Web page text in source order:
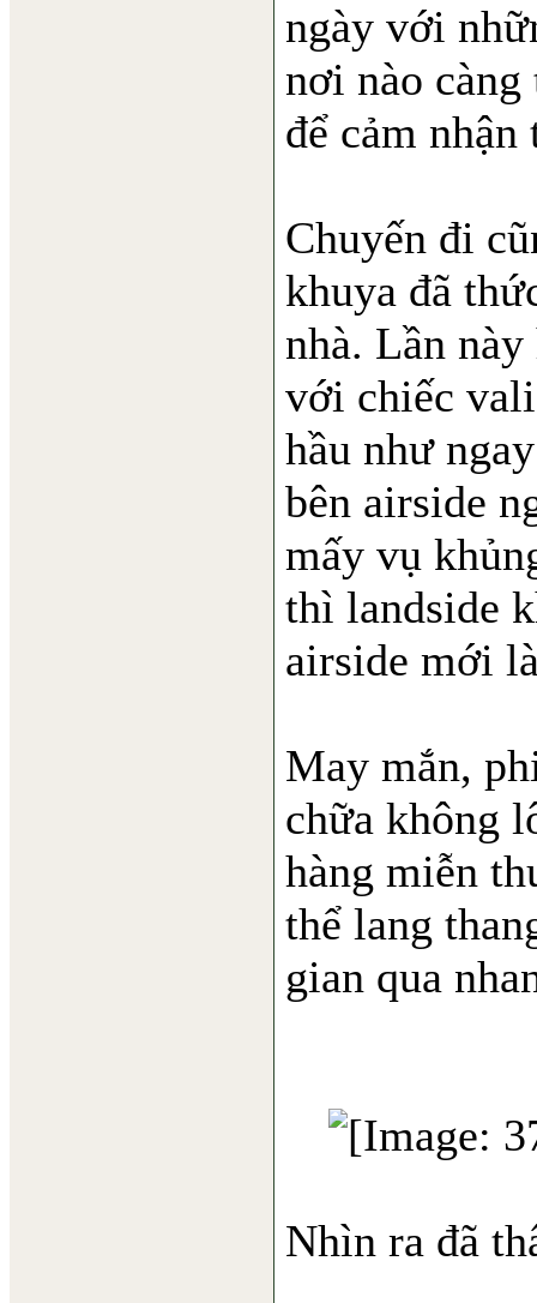
ngày với
nơi nào
để cảm
Chuyến đi
khuya đã
nhà. Lần
với chiếc
hầu như
bên airside
mấy vụ
thì landside
airside mới
May mắn,
chữa không
hàng miễn
thể lang
gian qua
Nhìn ra đã